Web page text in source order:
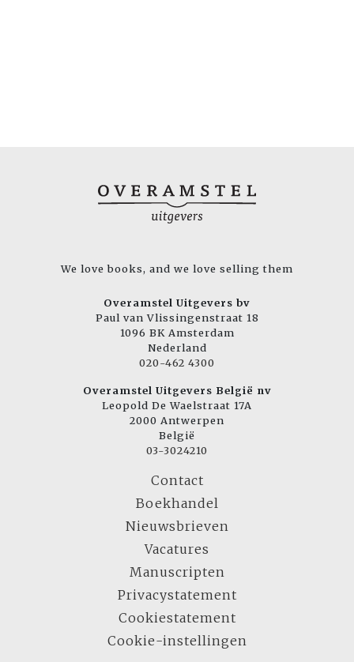
We love books, and we love selling them
Overamstel Uitgevers bv
Paul van Vlissingenstraat 18
1096 BK Amsterdam
Nederland
020-462 4300
Overamstel Uitgevers België nv
Leopold De Waelstraat 17A
2000 Antwerpen
België
03-3024210
Contact
Boekhandel
Nieuwsbrieven
Vacatures
Manuscripten
Privacystatement
Cookiestatement
Cookie-instellingen